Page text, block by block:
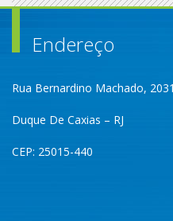
Endereço
Rua Bernardino Machado,
Duque De Caxias – RJ
CEP: 25015-440